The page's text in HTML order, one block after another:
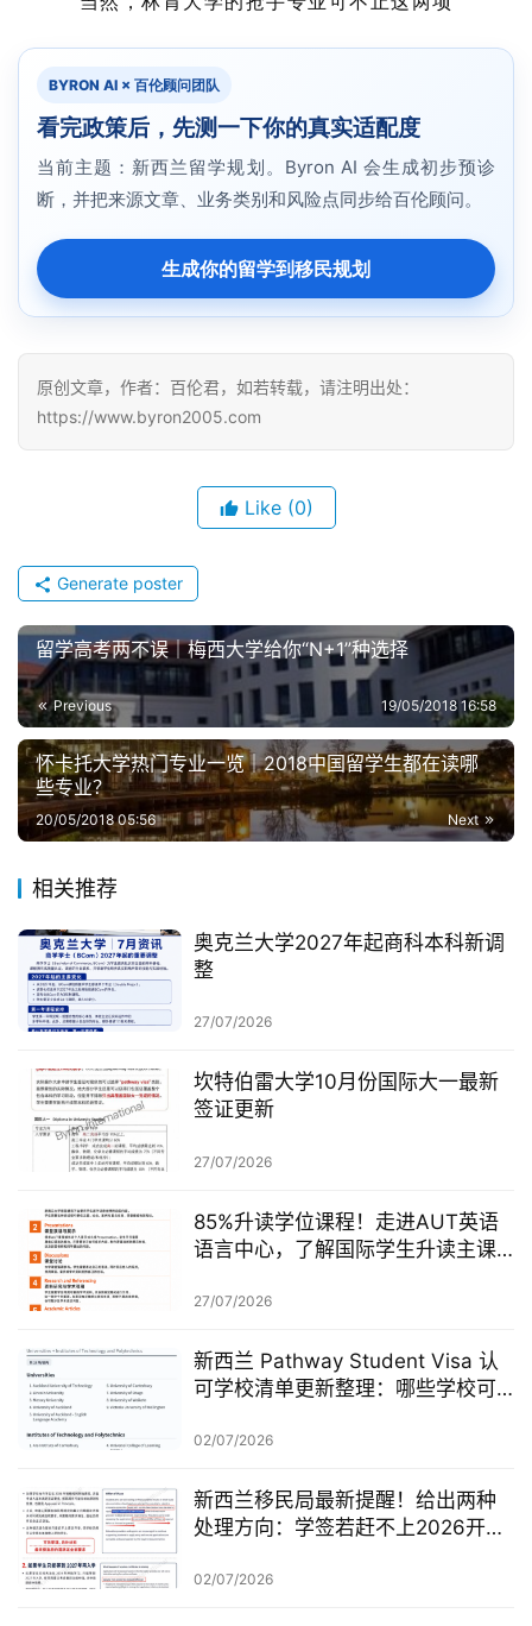
BYRON AI × 百伦顾问团队
看完政策后，先测一下你的真实适配度
当前主题：新西兰留学规划。Byron AI 会生成初步预诊
断，并把来源文章、业务类别和风险点同步给百伦顾问。
生成你的留学到移民规划
原创文章，作者：百伦君，如若转载，请注明出处：
https://www.byron2005.com
Like (0)
Generate poster
留学高考两不误｜梅西大学给你“N+1”种选择
Previous 19/05/2018 16:58
怀卡托大学热门专业一览｜2018中国留学生都在读哪
些专业？
Next
20/05/2018 05:56
相关推荐
奥克兰大学2027年起商科本科新调
整
27/07/2026
坎特伯雷大学10月份国际大一最新
签证更新
27/07/2026
85%升读学位课程！走进AUT英语
语言中心，了解国际学生升读主课
27/07/2026
新西兰 Pathway Student Visa 认
可学校清单更新整理：哪些学校可
02/07/2026
新西兰移民局最新提醒！给出两种
处理方向：学签若赶不上2026开
02/07/2026